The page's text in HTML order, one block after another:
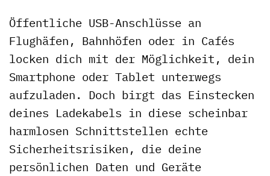
Öffentliche USB-Anschlüsse an
Flughäfen, Bahnhöfen oder in Cafés
locken dich mit der Möglichkeit, dein
Smartphone oder Tablet unterwegs
aufzuladen. Doch birgt das Einstecken
deines Ladekabels in diese scheinbar
harmlosen Schnittstellen echte
Sicherheitsrisiken, die deine
persönlichen Daten und Geräte